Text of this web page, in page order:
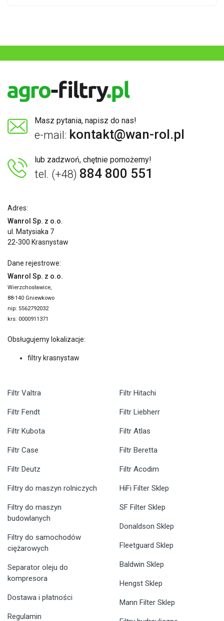
Masz pytania, napisz do nas!
e-mail: kontakt@wan-rol.pl
lub zadzwoń, chętnie pomożemy!
tel. (+48) 884 800 551
Adres:
Wanrol Sp. z o.o.
ul. Matysiaka 7
22-300 Krasnystaw
Dane rejestrowe:
Wanrol Sp. z o.o.
Wierzchosławice,
88-140 Gniewkowo
nip: 5562792032
krs: 0000911371
Obsługujemy lokalizacje:
filtry krasnystaw
Filtr Valtra
Filtr Fendt
Filtr Kubota
Filtr Case
Filtr Deutz
Filtr Hitachi
Filtr Liebherr
Filtr Atlas
Filtr Beretta
Filtr Acodim
Filtry do maszyn rolniczych
Filtry do maszyn
budowlanych
Filtry do samochodów
ciężarowych
Separator oleju do
kompresora
Dostawa i płatności
Regulamin
HiFi Filter Sklep
SF Filter Sklep
Donaldson Sklep
Fleetguard Sklep
Baldwin Sklep
Hengst Sklep
Mann Filter Sklep